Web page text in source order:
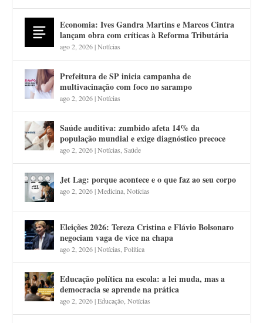
Economia: Ives Gandra Martins e Marcos Cintra
lançam obra com críticas à Reforma Tributária
ago 2, 2026|Notícias
Prefeitura de SP inicia campanha de
multivacinação com foco no sarampo
ago 2, 2026|Notícias
Saúde auditiva: zumbido afeta 14% da
população mundial e exige diagnóstico precoce
ago 2, 2026|Notícias ,Saúde
Jet Lag: porque acontece e o que faz ao seu corpo
ago 2, 2026|Medicina ,Notícias
Eleições 2026: Tereza Cristina e Flávio Bolsonaro
negociam vaga de vice na chapa
ago 2, 2026|Notícias ,Política
Educação política na escola: a lei muda, mas a
democracia se aprende na prática
ago 2, 2026|Educação ,Notícias